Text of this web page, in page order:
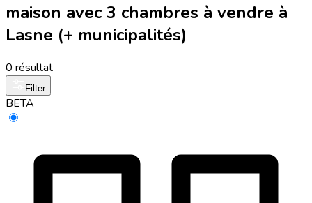
maison avec 3 chambres à vendre à
Lasne (+ municipalités)
0 résultat
Filter
BETA